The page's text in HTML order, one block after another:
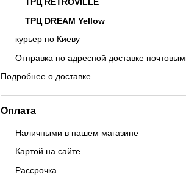
ТРЦ RETROVILLE
ТРЦ DREAM Yellow
курьер по Киеву
Отправка по адресной доставке
Подробнее о доставке
Оплата
Наличными в нашем магазине
Картой на сайте
Рассрочка